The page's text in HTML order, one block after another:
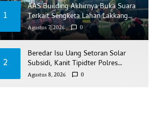
1
AAS Building Akhirnya Buka Suara
Terkait Sengketa Lahan Lakkang
Ca’di
Agustus 7, 2026 0
2
Beredar Isu Uang Setoran Solar
Subsidi, Kanit Tipidter Polres
Pinrang Beri Bantahan Tegas
Agustus 8, 2026 0